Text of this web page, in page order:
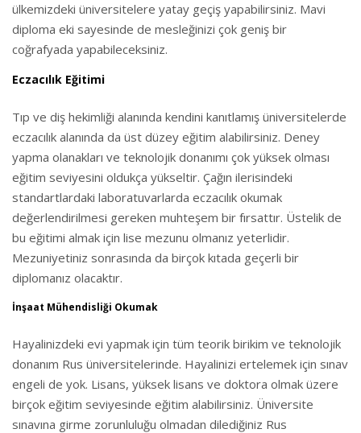
ülkemizdeki üniversitelere yatay geçiş yapabilirsiniz. Mavi
diploma eki sayesinde de mesleğinizi çok geniş bir
coğrafyada yapabileceksiniz.
Eczacılık Eğitimi
Tıp ve diş hekimliği alanında kendini kanıtlamış üniversitelerde
eczacılık alanında da üst düzey eğitim alabilirsiniz. Deney
yapma olanakları ve teknolojik donanımı çok yüksek olması
eğitim seviyesini oldukça yükseltir. Çağın ilerisindeki
standartlardaki laboratuvarlarda eczacılık okumak
değerlendirilmesi gereken muhteşem bir fırsattır. Üstelik de
bu eğitimi almak için lise mezunu olmanız yeterlidir.
Mezuniyetiniz sonrasında da birçok kıtada geçerli bir
diplomanız olacaktır.
İnşaat Mühendisliği Okumak
Hayalinizdeki evi yapmak için tüm teorik birikim ve teknolojik
donanım Rus üniversitelerinde. Hayalinizi ertelemek için sınav
engeli de yok. Lisans, yüksek lisans ve doktora olmak üzere
birçok eğitim seviyesinde eğitim alabilirsiniz. Üniversite
sınavına girme zorunluluğu olmadan dilediğiniz Rus